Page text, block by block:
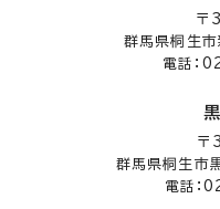
〒
群馬県桐生
電話：
〒
群馬県桐生市
電話